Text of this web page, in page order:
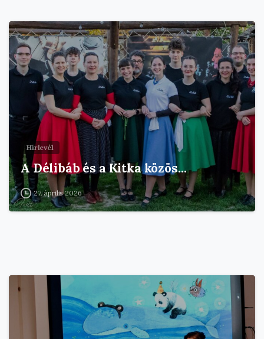
Hírlevél
A Délibáb és a Kitka közös…
27. április 2026